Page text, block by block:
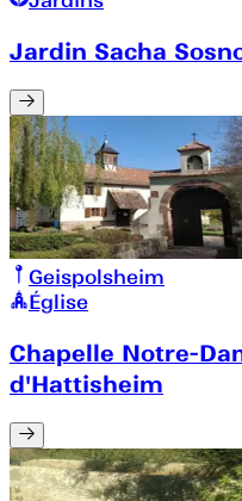
Jardin Sacha
Geispolsheim
Église
Chapelle Notre-
d'Hattisheim